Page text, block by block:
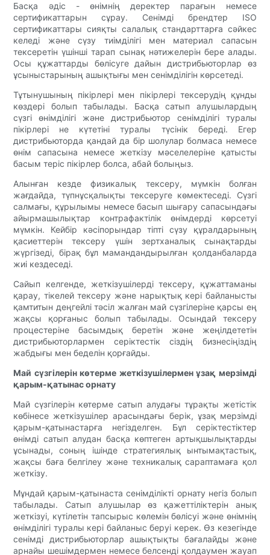
Басқа әдіс - өнімнің деректер парағын немесе
сертификаттарын сұрау. Сенімді брендтер ISO
сертификаттары сияқты салалық стандарттарға сәйкес
келеді және сүзу тиімділігі мен материал сапасын
тексеретін үшінші тарап сынақ нәтижелерін бере алады.
Осы құжаттарды бөлісуге дайын дистрибьюторлар өз
ұсыныстарының ашықтығы мен сенімділігін көрсетеді.
Тұтынушының пікірлері мен пікірлері тексерудің құнды
көздері болып табылады. Басқа сатып алушылардың
сүзгі өнімділігі және дистрибьютор сенімділігі туралы
пікірлері не күтетіні туралы түсінік береді. Егер
дистрибьюторда қандай да бір шолулар болмаса немесе
өнім сапасына немесе жеткізу мәселелеріне қатысты
басым теріс пікірлер болса, абай болыңыз.
Алынған кезде физикалық тексеру, мүмкін болған
жағдайда, түпнұсқалықты тексеруге көмектеседі. Сүзгі
салмағы, құрылымы немесе басып шығару сапасындағы
айырмашылықтар контрафактілік өнімдерді көрсетуі
мүмкін. Кейбір кәсіпорындар тіпті сүзу құралдарының
қасиеттерін тексеру үшін зертханалық сынақтарды
жүргізеді, бірақ бұл мамандандырылған қолданбаларда
жиі кездеседі.
Сайып келгенде, жеткізушілерді тексеру, құжаттаманы
қарау, тікелей тексеру және нарықтық кері байланысты
қамтитын деңгейлі тәсіл жалған май сүзгілеріне қарсы ең
жақсы қорғаныс болып табылады. Осындай тексеру
процестеріне басымдық беретін және жеңілдететін
дистрибьюторлармен серіктестік сіздің бизнесіңіздің
жабдығы мен беделін қорғайды.
Май сүзгілерін көтерме жеткізушілермен ұзақ мерзімді
қарым-қатынас орнату
Май сүзгілерін көтерме сатып алудағы тұрақты жетістік
көбінесе жеткізушілер арасындағы берік, ұзақ мерзімді
қарым-қатынастарға негізделген. Бұл серіктестіктер
өнімді сатып алудан басқа көптеген артықшылықтарды
ұсынады, соның ішінде стратегиялық ынтымақтастық,
жақсы баға белгілеу және техникалық сараптамаға қол
жеткізу.
Мұндай қарым-қатынаста сенімділікті орнату негіз болып
табылады. Сатып алушылар өз қажеттіліктерін анық
жеткізуі, күтілетін тапсырыс көлемін бөлісуі және өнімнің
өнімділігі туралы кері байланыс беруі керек. Өз кезегінде
сенімді дистрибьюторлар ашықтықты бағалайды және
арнайы шешімдермен немесе белсенді қолдаумен жауап